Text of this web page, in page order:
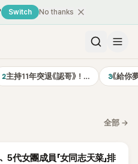
Switch No thanks
2主持11年突退《認哥》！… 3《給你
全部 →
女團成員「女同志天菜」排